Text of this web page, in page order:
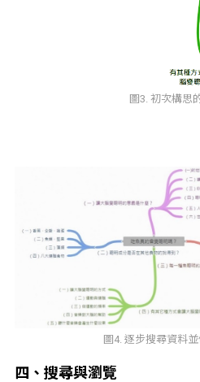
圖3. 初次構思
圖4. 逐步搜尋資料
四、搜尋與瀏覽